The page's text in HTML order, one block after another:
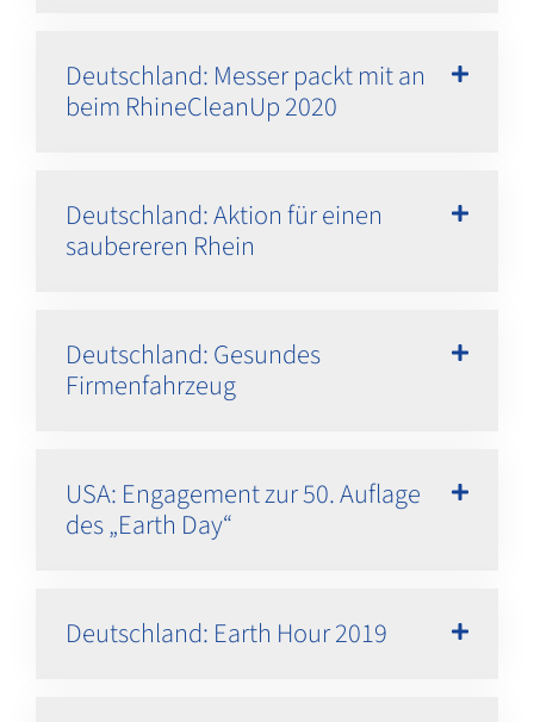
Deutschland: Messer packt mit an
beim RhineCleanUp 2020
Deutschland: Aktion für einen
saubereren Rhein
Deutschland: Gesundes
Firmenfahrzeug
USA: Engagement zur 50. Auflage
des „Earth Day“
Deutschland: Earth Hour 2019